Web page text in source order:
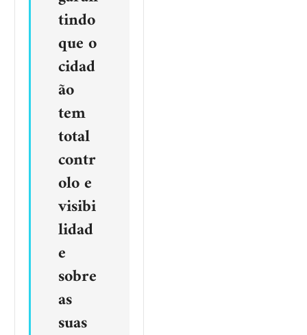
tindo
que o
cidad
ão
tem
total
contr
olo e
visibi
lidad
e
sobre
as
suas